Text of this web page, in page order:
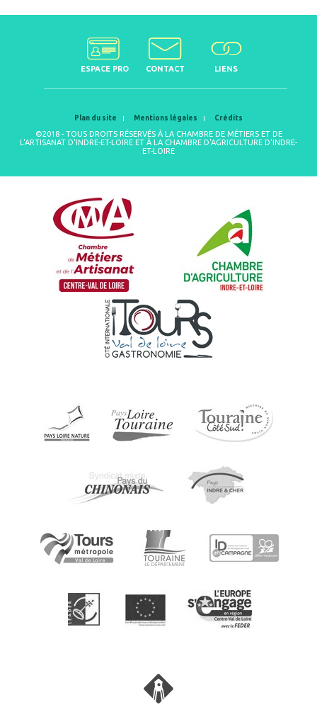
ESPACE PRO CONTACT LIENS
Plan du site Mentions légales Crédits
©2018 - TOUS DROITS RÉSERVÉS À LA CHAMBRE DE MÉTIERS ET DE
L'ARTISANAT D'INDRE-ET-LOIRE ET À LA CHAMBRE D'AGRICULTURE D'INDRE-
ET-LOIRE